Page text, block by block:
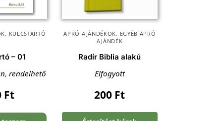
, KULCSTARTÓ
– 01
rendelhető
Ft
APRÓ AJÁNDÉKOK, EGYÉB APRÓ
AJÁNDÉK
Radír Biblia alakú
Elfogyott
200 Ft